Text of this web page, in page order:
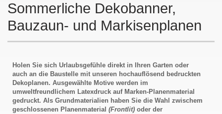
Sommerliche Dekobanner,
Bauzaun- und Markisenplanen
Holen Sie sich Urlaubsgefühle direkt in Ihren Garten oder
auch an die Baustelle mit unseren hochauflösend bedruckten
Dekoplanen. Ausgewählte Motive werden im
umweltfreundlichem Latexdruck auf Marken-Planenmaterial
gedruckt. Als Grundmaterialien haben Sie die Wahl zwischem
geschlossenen Planenmaterial (Frontlit) oder der